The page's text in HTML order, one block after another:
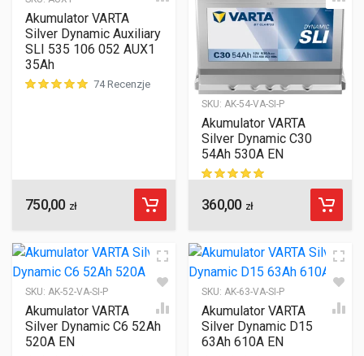
Akumulator VARTA
Silver Dynamic Auxiliary
SLI 535 106 052 AUX1
35Ah
74 Recenzje
750,00 zł
SKU: AK-54-VA-SI-P
Akumulator VARTA
Silver Dynamic C30
54Ah 530A EN
ocen klientów
360,00 zł
SKU: AK-52-VA-SI-P
Akumulator VARTA
Silver Dynamic C6 52Ah
520A EN
SKU: AK-63-VA-SI-P
Akumulator VARTA
Silver Dynamic D15
63Ah 610A EN